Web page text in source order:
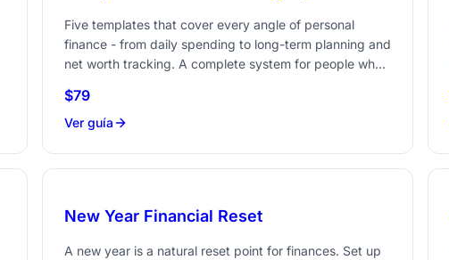
Five templates that cover every angle of personal
finance - from daily spending to long-term planning and
net worth tracking. A complete system for people who
$79
Ver guía
New Year Financial Reset
A new year is a natural reset point for finances. Set up